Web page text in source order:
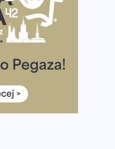
Warszawskiego.
uczestników
– praktyczny
treningi wystarczą? Jak
Nocny Portowy Maraton
co warto wiedzieć